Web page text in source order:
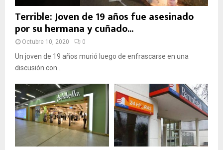
Terrible: Joven de 19 años fue asesinado
por su hermana y cuñado...
Octubre 10, 2020 0
Un joven de 19 años murió luego de enfrascarse en una
discusión con...